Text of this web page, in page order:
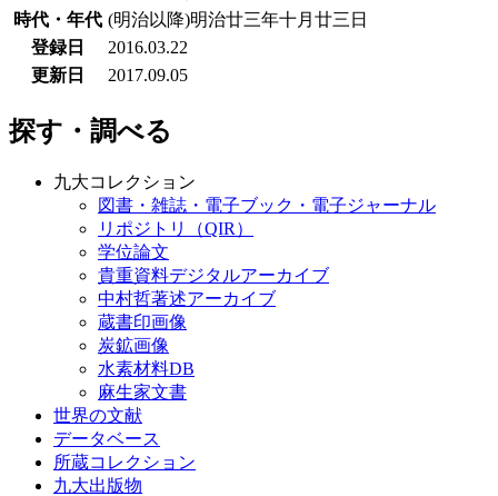
時代・年代 (明治以降)明治廿三年十月廿三日
登録日
2016.03.22
更新日
2017.09.05
探す・調べる
九大コレクション
図書・雑誌・電子ブック・電子ジャーナル
リポジトリ（QIR）
学位論文
貴重資料デジタルアーカイブ
中村哲著述アーカイブ
蔵書印画像
炭鉱画像
水素材料DB
麻生家文書
世界の文献
データベース
所蔵コレクション
九大出版物